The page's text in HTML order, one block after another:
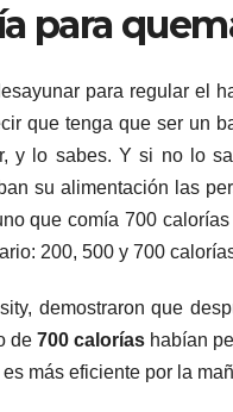
para
para regular el
que tenga que ser un
y lo sabes. Y si no lo
su alimentación las
que comía 700
200, 500 y 700
demostraron que
de 700 calorías habían
más eficiente por la